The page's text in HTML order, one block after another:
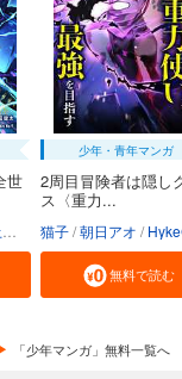
世
3rd Ie maruco
少年・青年マンガ
2周目冒険者は隠し
ス〈重力...
猫子 朝日アオ
無料で読む
「少年マンガ」無料一覧へ